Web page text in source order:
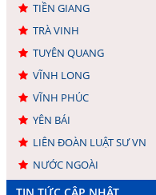
TIỀN GIANG
TRÀ VINH
TUYÊN QUANG
VĨNH LONG
VĨNH PHÚC
YÊN BÁI
LIÊN ĐOÀN LUẬT SƯ VN
NƯỚC NGOÀI